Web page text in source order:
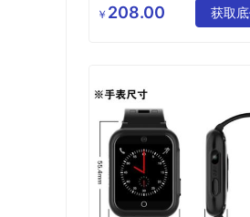
智能商务手表
有
￥ 208.00 获取